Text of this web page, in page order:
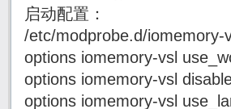
启动配置：
/etc/modprobe.d/iomemory-
options iomemory-vsl
options iomemory-vsl
options iomemory-vsl